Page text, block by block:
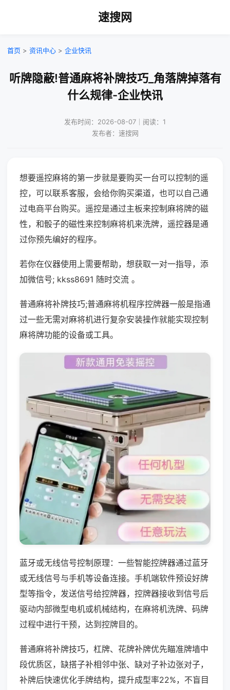
速搜网
首页 > 资讯中心 > 企业快讯
听牌隐蔽!普通麻将补牌技巧_角落牌掉落有
什么规律-企业快讯
发布时间：2026-08-07｜阅读：1
发布者：速搜网
想要遥控麻将的第一步就是要购买一台可以控制的遥
控，可以联系客服，会给你购买渠道，也可以自己通
过电商平台购买。遥控是通过主板来控制麻将牌的磁
性，和骰子的磁性来控制麻将机来洗牌，遥控器是通
过你预先编好的程序。
若你在仪器使用上需要帮助，想获取一对一指导，添
加微信号; kkss8691 随时交流 。
普通麻将补牌技巧;普通麻将机程序控牌器一般是指通
过一些无需对麻将机进行复杂安装操作就能实现控制
麻将牌功能的设备或工具。
蓝牙或无线信号控制原理：一些智能控牌器通过蓝牙
或无线信号与手机等设备连接。手机端软件预设好牌
型等指令，发送信号给控牌器，控牌器接收到信号后
驱动内部微型电机或机械结构，在麻将机洗牌、码牌
过程中进行干预，达到控牌目的。
普通麻将补牌技巧，杠牌、花牌补牌优先瞄准牌墙中
段优质区，缺搭子补相邻中张、缺对子补边张对子，
补牌后快速优化手牌结构，提升成型率22%，不盲目